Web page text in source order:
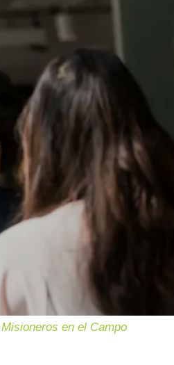
en el Campo